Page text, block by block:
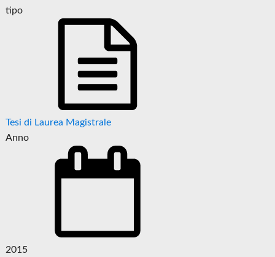
tipo
Tesi di Laurea Magistrale
Anno
2015